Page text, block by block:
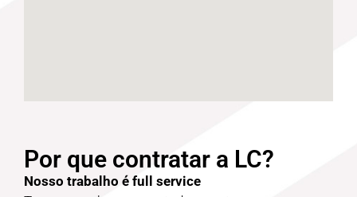
Por que contratar a LC?
Nosso trabalho é full service